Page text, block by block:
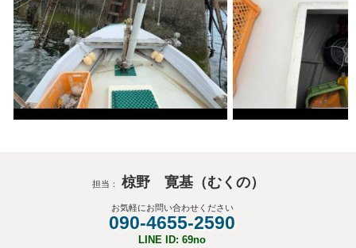
担当： 椋野 寛基（むくの）
お気軽にお問い合わせください
090-4655-2590
LINE ID: 69no